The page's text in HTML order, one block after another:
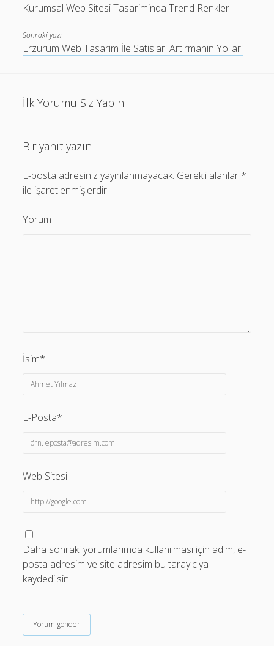
Kurumsal Web Sitesi Tasariminda Trend Renkler
Sonraki yazı
Erzurum Web Tasarim İle Satislari Artirmanin Yollari
İlk Yorumu Siz Yapın
Bir yanıt yazın
E-posta adresiniz yayınlanmayacak. Gerekli alanlar *
ile işaretlenmişlerdir
Yorum
İsim*
E-Posta*
Web Sitesi
Daha sonraki yorumlarımda kullanılması için adım, e-
posta adresim ve site adresim bu tarayıcıya
kaydedilsin.